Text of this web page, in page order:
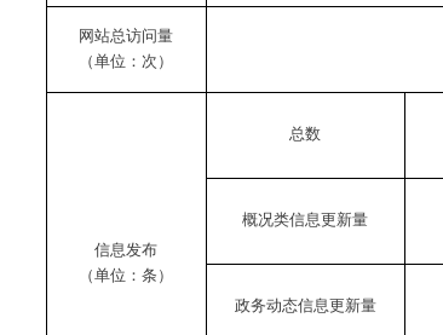
网站总访问量
（单位：次）
信息发布
（单位：条）
总数
概况类信息更新量
政务动态信息更新量